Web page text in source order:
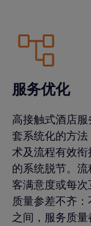
服务优化
高接触式酒店
套系统化的方
术及流程有效
的系统脱节。
客满意度或每
质量参差不齐
之间，服务质量